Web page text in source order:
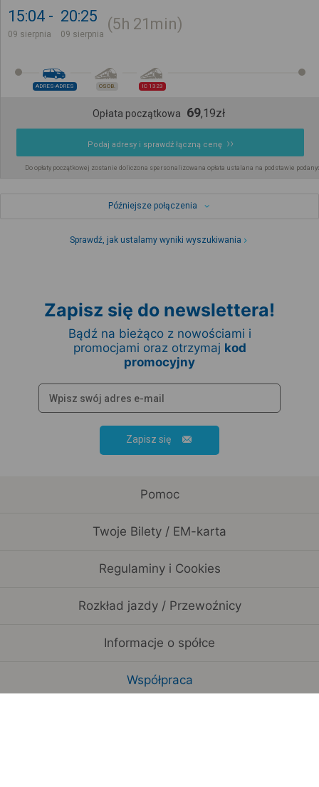
15:04
09 sierpnia
20:25
09 sierpnia
5h 21min
ADRES-ADRES OSOB. IC 1323
Opłata początkowa 69,19zł
Podaj adresy i sprawdź łączną cenę
Do opłaty początkowej zostanie doliczona spersonalizowana opłata ustalana na podstawie
Późniejsze połączenia
Sprawdź, jak ustalamy wyniki wyszukiwania
Zapisz się do newslettera!
Bądź na bieżąco z nowościami i
promocjami oraz otrzymaj kod
promocyjny
Zapisz się
Pomoc
Twoje Bilety / EM-karta
Regulaminy i Cookies
Rozkład jazdy / Przewoźnicy
Informacje o spółce
Współpraca